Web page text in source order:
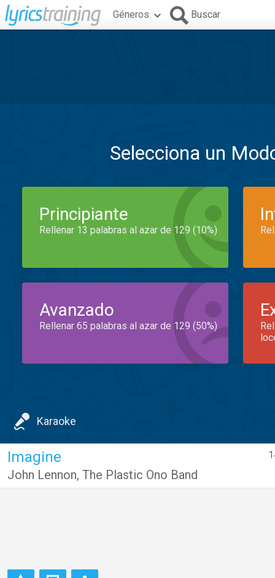
Géneros Buscar
Selecciona un
Principiante
Rellenar 13 palabras al azar de 129 (10%)
Avanzado
Rellenar 65 palabras al azar de 129 (50%)
Karaoke
Imagine
John Lennon, The Plastic Ono Band